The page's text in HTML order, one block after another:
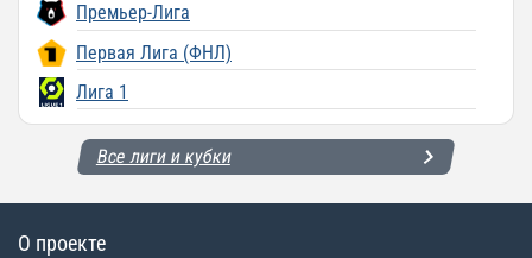
Премьер-Лига
Первая Лига (ФНЛ)
Лига 1
Все лиги и кубки
О проекте